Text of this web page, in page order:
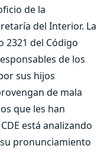
de la
del Interior. La
2321 del Código
de los
sus hijos
de mala
que les han
está analizando
pronunciamiento